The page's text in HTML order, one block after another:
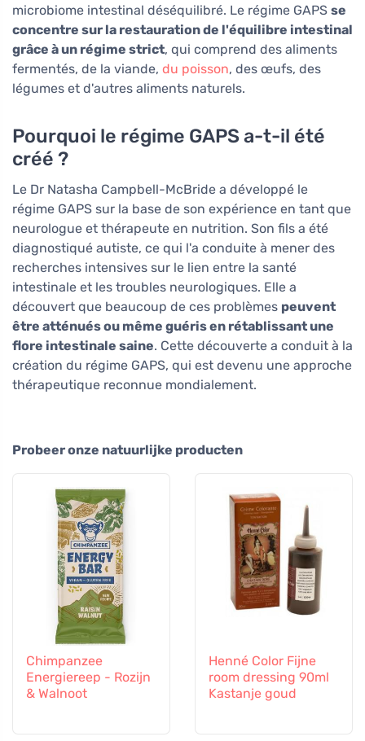
microbiome intestinal déséquilibré. Le régime GAPS se
concentre sur la restauration de l'équilibre intestinal
grâce à un régime strict, qui comprend des aliments
fermentés, de la viande, du poisson, des œufs, des
légumes et d'autres aliments naturels.
Pourquoi le régime GAPS a-t-il été
créé ?
Le Dr Natasha Campbell-McBride a développé le
régime GAPS sur la base de son expérience en tant que
neurologue et thérapeute en nutrition. Son fils a été
diagnostiqué autiste, ce qui l'a conduite à mener des
recherches intensives sur le lien entre la santé
intestinale et les troubles neurologiques. Elle a
découvert que beaucoup de ces problèmes peuvent
être atténués ou même guéris en rétablissant une
flore intestinale saine. Cette découverte a conduit à la
création du régime GAPS, qui est devenu une approche
thérapeutique reconnue mondialement.
Probeer onze natuurlijke producten
Chimpanzee
Energiereep - Rozijn
& Walnoot
Henné Color Fijne
room dressing 90ml
Kastanje goud